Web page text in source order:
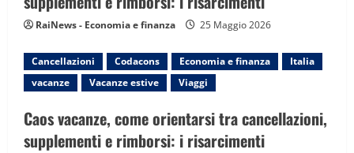
i
o
n
RaiNews - Economia e finanza 25 Maggio 2026
Cancellazioni Codacons Economia e finanza
Italia
vacanze
Vacanze estive Viaggi
Caos vacanze, come orientarsi tra cancellazioni,
supplementi e rimborsi: i risarcimenti